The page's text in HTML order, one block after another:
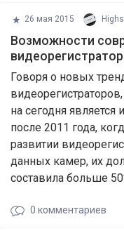
26 мая 2015
​Возможности
Говоря о новых
на сегодня
после 2011 года,
развитии
данных камер, их
составила больше
0 комментариев